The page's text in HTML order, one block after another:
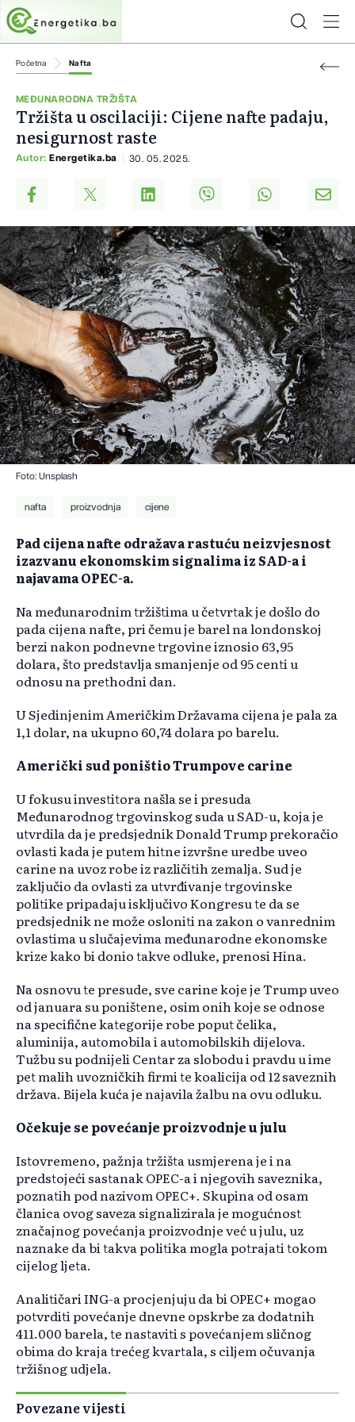
Početna Nafta
MEĐUNARODNA TRŽIŠTA
Tržišta u oscilaciji: Cijene nafte padaju,
nesigurnost raste
Autor: Energetika.ba 30. 05. 2025.
Foto: Unsplash
nafta proizvodnja cijene
Pad cijena nafte odražava rastuću neizvjesnost
izazvanu ekonomskim signalima iz SAD-a i
najavama OPEC-a.
Na međunarodnim tržištima u četvrtak je došlo do
pada cijena nafte, pri čemu je barel na londonskoj
berzi nakon podnevne trgovine iznosio 63,95
dolara, što predstavlja smanjenje od 95 centi u
odnosu na prethodni dan.
U Sjedinjenim Američkim Državama cijena je pala za
1,1 dolar, na ukupno 60,74 dolara po barelu.
Američki sud poništio Trumpove carine
U fokusu investitora našla se i presuda
Međunarodnog trgovinskog suda u SAD-u, koja je
utvrdila da je predsjednik Donald Trump prekoračio
ovlasti kada je putem hitne izvršne uredbe uveo
carine na uvoz robe iz različitih zemalja. Sud je
zaključio da ovlasti za utvrđivanje trgovinske
politike pripadaju isključivo Kongresu te da se
predsjednik ne može osloniti na zakon o vanrednim
ovlastima u slučajevima međunarodne ekonomske
krize kako bi donio takve odluke, prenosi Hina.
Na osnovu te presude, sve carine koje je Trump uveo
od januara su poništene, osim onih koje se odnose
na specifične kategorije robe poput čelika,
aluminija, automobila i automobilskih dijelova.
Tužbu su podnijeli Centar za slobodu i pravdu u ime
pet malih uvozničkih firmi te koalicija od 12 saveznih
država. Bijela kuća je najavila žalbu na ovu odluku.
Očekuje se povećanje proizvodnje u julu
Istovremeno, pažnja tržišta usmjerena je i na
predstojeći sastanak OPEC-a i njegovih saveznika,
poznatih pod nazivom OPEC+. Skupina od osam
članica ovog saveza signalizirala je mogućnost
značajnog povećanja proizvodnje već u julu, uz
naznake da bi takva politika mogla potrajati tokom
cijelog ljeta.
Analitičari ING-a procjenjuju da bi OPEC+ mogao
potvrditi povećanje dnevne opskrbe za dodatnih
411.000 barela, te nastaviti s povećanjem sličnog
obima do kraja trećeg kvartala, s ciljem očuvanja
tržišnog udjela.
Povezane vijesti